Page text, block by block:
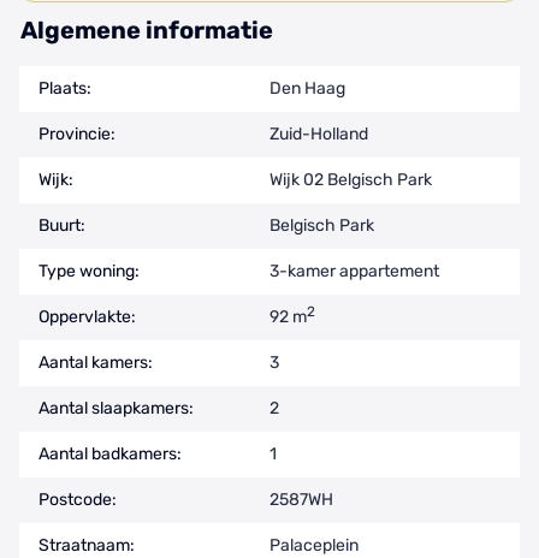
Algemene informatie
Plaats: Den Haag
Provincie: Zuid-Holland
Wijk: Wijk 02 Belgisch Park
Buurt: Belgisch Park
Type woning: 3-kamer appartement
Oppervlakte: 92 m2
Aantal kamers: 3
Aantal slaapkamers: 2
Aantal badkamers: 1
Postcode: 2587WH
Straatnaam: Palaceplein